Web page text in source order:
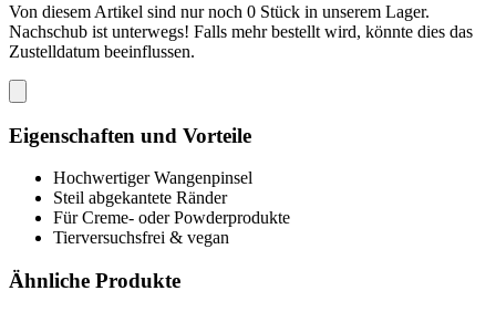
Von diesem Artikel sind nur noch 0 Stück in unserem Lager.
Nachschub ist unterwegs! Falls mehr bestellt wird, könnte dies das
Zustelldatum beeinflussen.
Eigenschaften und Vorteile
Hochwertiger Wangenpinsel
Steil abgekantete Ränder
Für Creme- oder Powderprodukte
Tierversuchsfrei & vegan
Ähnliche Produkte